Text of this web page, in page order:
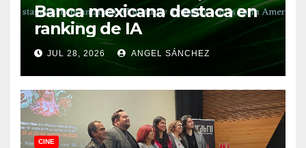
Banca mexicana destaca en
ranking de IA
JUL 28, 2026 ANGEL SÁNCHEZ
CINE